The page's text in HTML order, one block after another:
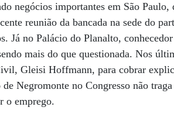
negócios importantes em São Paulo,
reunião da bancada na sede do
Já no Palácio do Planalto,
mais do que questionada. Nos
Gleisi Hoffmann, para cobrar
Negromonte no Congresso não
o emprego.